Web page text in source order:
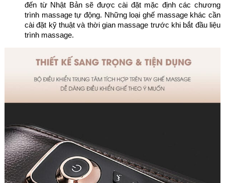
đến từ Nhật Bản sẽ được cài đặt mặc định các chương
trình massage tự động. Những loại ghế massage khác cần
cài đặt kỹ thuật và thời gian massage trước khi bắt đầu liệu
trình massage.